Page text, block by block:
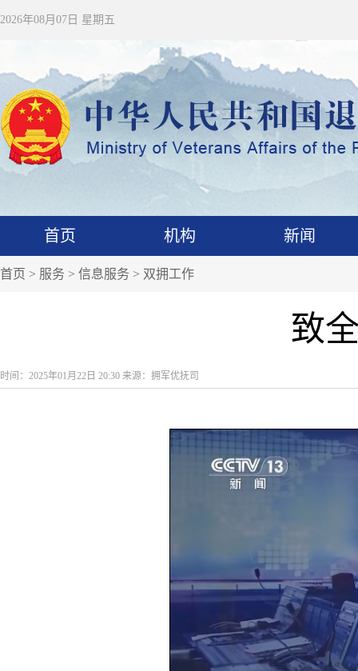
2026年08月07日 星期五
首页 机构 新闻
首页 > 服务 > 信息服务 > 双拥工作
致
时间：2025年01月22日 20:30 来源：拥军优抚司